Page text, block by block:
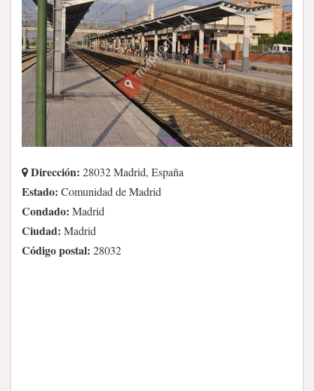
Dirección: 28032 Madrid, España
Estado: Comunidad de Madrid
Condado: Madrid
Ciudad: Madrid
Código postal: 28032